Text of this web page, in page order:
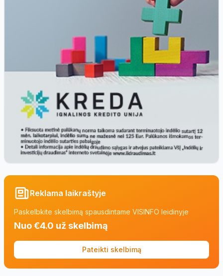
Reklama laikraštyje
Paskelbkite skelbimą spausdintame VISINFO leidinyje
Nuo €4.0 už skelbimą
Pateikti skelbimą